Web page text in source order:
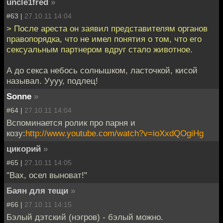
#63 | 27.10.11 14:04
> После ареста он заявил представителям органов
правопорядка, что не имел понятия о том, что его
сексуальным партнером вдруг стало животное.
А до секса небось солнышком, ласточкой, кисой
называл. Уууу, подлец!
Sonne »
#64 | 27.10.11 14:04
Вспоминается ролик про парня и
козу:http://www.youtube.com/watch?v=ioXxdQOgiHg
цикорий »
#65 | 27.10.11 14:05
"Вах, осел выноват!"
Баян для тещи »
#66 | 27.10.11 14:15
Бэлый дэтский (нэгров) - бэлый можно.